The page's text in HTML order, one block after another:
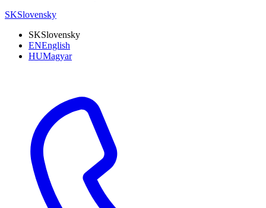
SKSlovensky
SKSlovensky
ENEnglish
HUMagyar